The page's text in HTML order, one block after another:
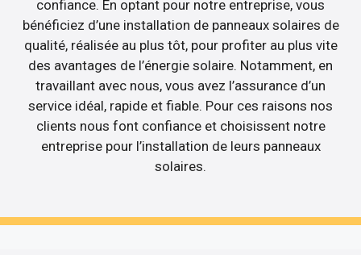
confiance. En optant pour notre entreprise, vous
bénéficiez d’une installation de panneaux solaires de
qualité, réalisée au plus tôt, pour profiter au plus vite
des avantages de l’énergie solaire. Notamment, en
travaillant avec nous, vous avez l’assurance d’un
service idéal, rapide et fiable. Pour ces raisons nos
clients nous font confiance et choisissent notre
entreprise pour l’installation de leurs panneaux
solaires.